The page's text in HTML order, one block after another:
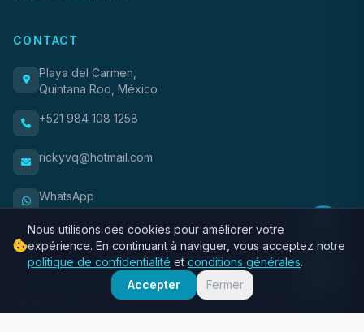
CONTACT
Playa del Carmen,
Quintana Roo, México
+521 984 108 1258
rickyvq@hotmail.com
WhatsApp
© 2017-2026 Trips Riviera Maya. Todos los derechos
Nous utilisons des cookies pour améliorer votre
expérience. En continuant à naviguer, vous acceptez notre
politique de confidentialité et conditions générales.
Accepter
Fermer